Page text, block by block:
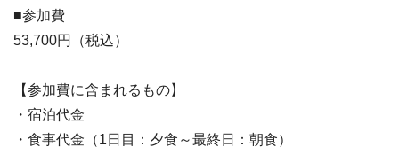
■参加費
53,700円
（税込）
【参加費に含まれるもの】
・宿泊代金
・食事代金（1日目：夕食～最終日：朝食）